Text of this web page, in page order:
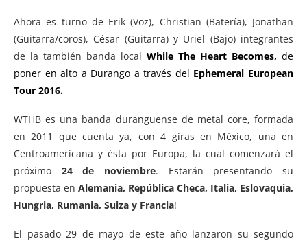
Ahora es turno de Erik (Voz), Christian (Batería), Jonathan
(Guitarra/coros), César (Guitarra) y Uriel (Bajo) integrantes
de la también banda local While The Heart Becomes, de
poner en alto a Durango a través del Ephemeral European
Tour 2016.
WTHB es una banda duranguense de metal core, formada
en 2011 que cuenta ya, con 4 giras en México, una en
Centroamericana y ésta por Europa, la cual comenzará el
próximo 24 de noviembre. Estarán presentando su
propuesta en Alemania, República Checa, Italia, Eslovaquia,
Hungria, Rumania, Suiza y Francia!
El pasado 29 de mayo de este año lanzaron su segundo